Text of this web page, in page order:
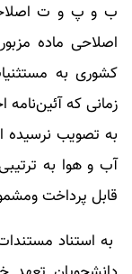
اصلاحی ماده
به تصویب نرسیده
آب و هوا به
قابل پرداخت
به استناد